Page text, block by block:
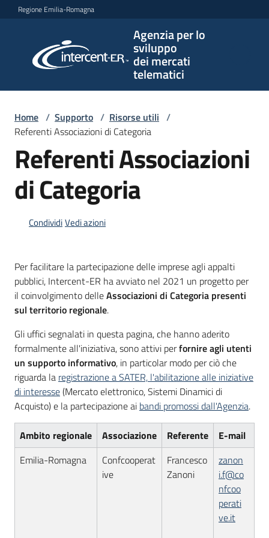
Vai al contenuto
Vai alla navigazione
Vai al footer
Regione Emilia-Romagna
Agenzia per lo
sviluppo
dei mercati
telematici
per lo
sviluppo
telematici
L'Agenzia
Bandi
di
acquisto
Piattaforme
telematiche
Home / Supporto / Risorse utili /
Referenti Associazioni di Categoria
Referenti Associazioni
di Categoria
CondividiVedi azioni
Per facilitare la partecipazione delle imprese agli appalti
pubblici, Intercent-ER ha avviato nel 2021 un progetto per
il coinvolgimento delleAssociazioni di Categoria presenti
sul territorio regionale.
Gli uffici segnalati in questa pagina, che hanno aderito
formalmente all'iniziativa, sono attivi perfornire agli utenti
un supporto informativo, in particolar modo per ciò che
riguarda la registrazione a SATER, l'abilitazione alle iniziative
di interesse(Mercato elettronico, Sistemi Dinamici di
Acquisto) e la partecipazione ai bandi promossi dall'Agenzia.
Ambito regionale Associazione Referente
E-mail
Emilia-Romagna
Confcooperat
ive
Francesco
Zanoni
zanon
i.f@co
nfcoo
perati
ve.it